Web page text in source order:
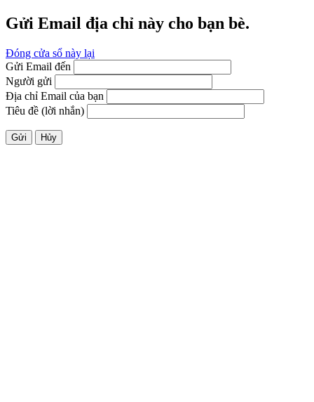
Gửi Email địa chỉ này cho bạn bè.
Đóng cửa sổ này lại
Gửi Email đến
Người gửi
Địa chỉ Email của bạn
Tiêu đề (lời nhắn)
Gửi Hủy